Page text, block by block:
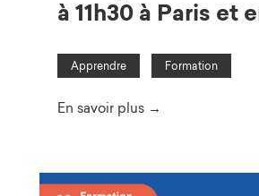
à 11h30 à Paris et
Apprendre Formation
En savoir plus →